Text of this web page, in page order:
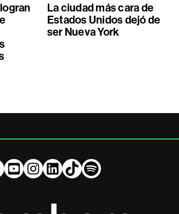
La ciudad más cara de
Estados Unidos dejó de
ser Nueva York